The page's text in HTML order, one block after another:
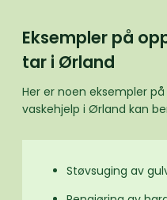
Eksempler på
tar i Ørland
Her er noen eksempler
vaskehjelp i Ørland kan
Støvsuging av